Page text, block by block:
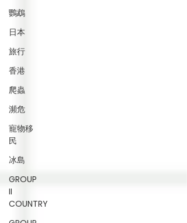
鸚鵡
日本
旅行
香港
爬蟲
瀕危
寵物移
民
冰島
GROUP
II
COUNTRY